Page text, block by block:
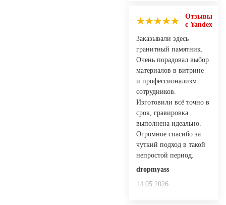
Отзывы
с Yandex
Заказывали здесь
гранитный памятник.
Очень порадовал выбор
материалов в витрине
и профессионализм
сотрудников.
Изготовили всё точно в
срок, гравировка
выполнена идеально.
Огромное спасибо за
чуткий подход в такой
непростой период.
dropmyass
14.05.2026